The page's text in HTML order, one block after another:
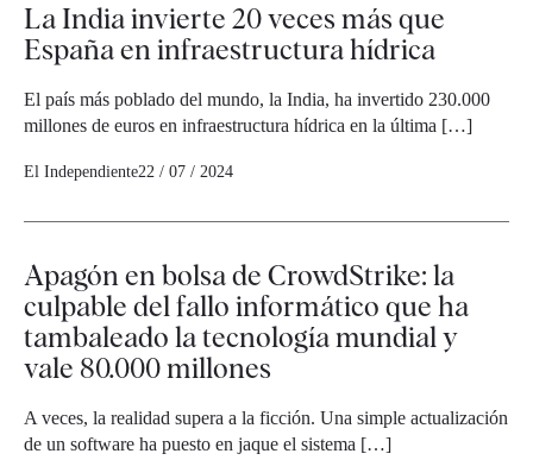
La India invierte 20 veces más que
España en infraestructura hídrica
El país más poblado del mundo, la India, ha invertido 230.000
millones de euros en infraestructura hídrica en la última […]
El Independiente22 / 07 / 2024
Apagón en bolsa de CrowdStrike: la
culpable del fallo informático que ha
tambaleado la tecnología mundial y
vale 80.000 millones
A veces, la realidad supera a la ficción. Una simple actualización
de un software ha puesto en jaque el sistema […]